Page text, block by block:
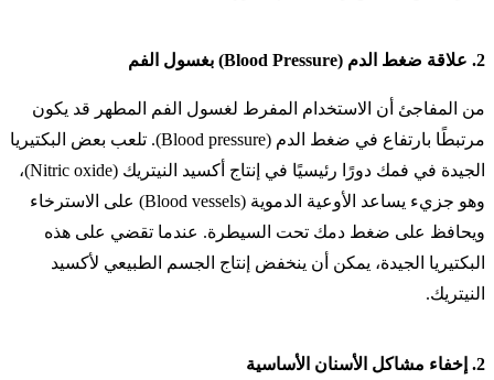
2. علاقة ضغط الدم (Blood Pressure) بغسول الفم
من المفاجئ أن الاستخدام المفرط لغسول الفم المطهر قد يكون
مرتبطًا بارتفاع في ضغط الدم (Blood pressure). تلعب بعض البكتيريا
الجيدة في فمك دورًا رئيسيًا في إنتاج أكسيد النيتريك (Nitric oxide)،
وهو جزيء يساعد الأوعية الدموية (Blood vessels) على الاسترخاء
ويحافظ على ضغط دمك تحت السيطرة. عندما تقضي على هذه
البكتيريا الجيدة، يمكن أن ينخفض إنتاج الجسم الطبيعي لأكسيد
النيتريك.
2. إخفاء مشاكل الأسنان الأساسية